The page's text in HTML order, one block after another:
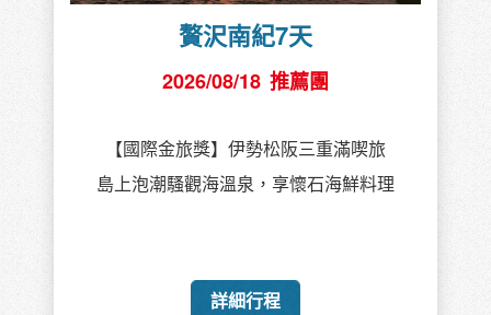
贅沢南紀7天
2026/08/18 推薦團
【國際金旅獎】伊勢松阪三重滿喫旅
島上泡潮騷觀海溫泉，享懷石海鮮料理
詳細行程